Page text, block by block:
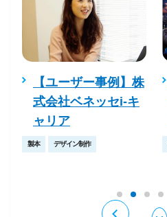
【ユーザー事例】株
式会社ベネッセi-キ
ャリア
製本 デザイン制作